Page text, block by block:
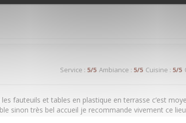
Service : 5/5 Ambiance : 5/5 Cuisine : 5/5
fauteuils et tables en plastique en terrasse c’est
sinon très bel accueil je recommande vivement ce lieu